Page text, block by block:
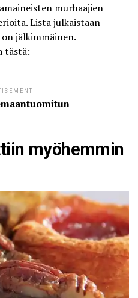
murhaajien
Lista julkaistaan
on jälkimmäinen.
tästä:
myöhemmin